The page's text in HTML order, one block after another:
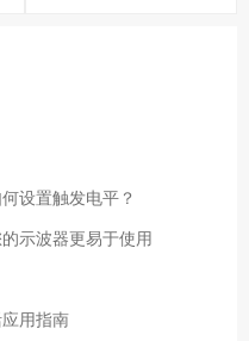
设置触发电平？
示波器更易于使用
用指南